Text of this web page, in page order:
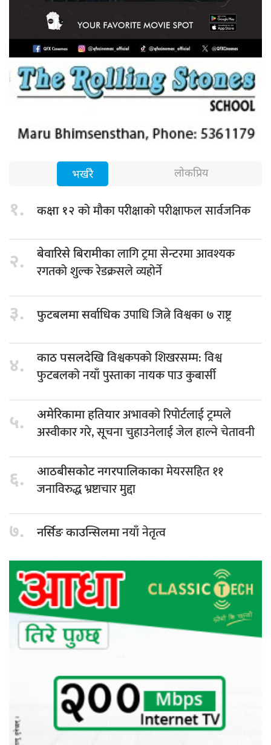
भर्खरै लोकप्रिय
१. कक्षा १२को मौका परीक्षाको परीक्षाफल सार्वजनिक
२. बेवारिसे बिरामीकालागि ट्रमा सेन्टरमा आवश्यक
रगतको शुल्क रेडक्रसले व्यहोर्ने
३. फुटबलमा सर्वाधिकउपाधि जित्ने विश्वका ७ राष्ट्र
४. काठ पसलदेखिविश्वकपको शिखरसम्म: विश्व
फुटबलको नयाँ पुस्ताका नायक पाउ कुबार्सी
५. अमेरिकामा हतियारअभावको रिपोर्टलाई ट्रम्पले
अस्वीकार गरे, सूचना चुहाउनेलाई जेल हाल्ने चेतावनी
६. आठबीसकोट नगरपालिकाकामेयरसहित ११
जनाविरुद्ध भ्रष्टाचार मुद्दा
७. नर्सिङ काउन्सिलमानयाँ नेतृत्व